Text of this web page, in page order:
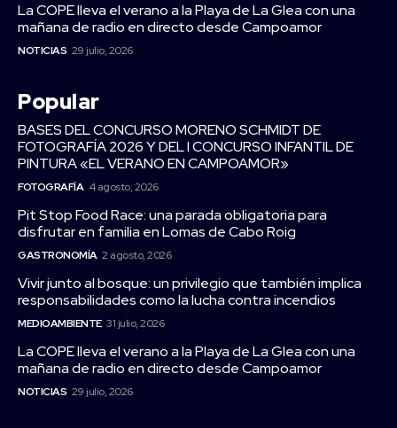
La COPE lleva el verano a la Playa de La Glea con una
mañana de radio en directo desde Campoamor
NOTICIAS 29 julio, 2026
Popular
BASES DEL CONCURSO MORENO SCHMIDT DE
FOTOGRAFÍA 2026 Y DEL I CONCURSO INFANTIL DE
PINTURA «EL VERANO EN CAMPOAMOR»
FOTOGRAFÍA 4 agosto, 2026
Pit Stop Food Race: una parada obligatoria para
disfrutar en familia en Lomas de Cabo Roig
GASTRONOMÍA 2 agosto, 2026
Vivir junto al bosque: un privilegio que también implica
responsabilidades como la lucha contra incendios
MEDIOAMBIENTE 31 julio, 2026
La COPE lleva el verano a la Playa de La Glea con una
mañana de radio en directo desde Campoamor
NOTICIAS 29 julio, 2026